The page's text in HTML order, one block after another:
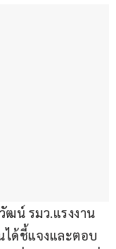
ฒน์ รมว.แรงงาน
ได้ชี้แจงและตอบ